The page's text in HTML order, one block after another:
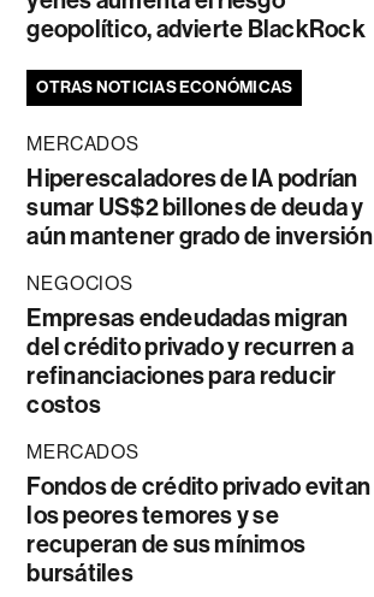
geopolítico, advierte BlackRock
OTRAS NOTICIAS ECONÓMICAS
MERCADOS
Hiperescaladores de IA podrían
sumar US$2 billones de deuda y
aún mantener grado de inversión
NEGOCIOS
Empresas endeudadas migran
del crédito privado y recurren a
refinanciaciones para reducir
costos
MERCADOS
Fondos de crédito privado evitan
los peores temores y se
recuperan de sus mínimos
bursátiles